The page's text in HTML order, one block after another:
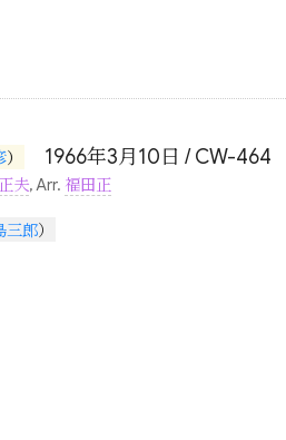
） 1966年3月10日 / CW-464
夫, Arr. 福田正
三郎）